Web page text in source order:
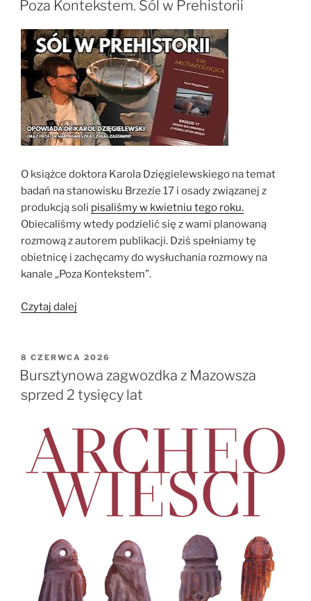
Pommerœul:
pogrzebowy
między
neolitem
a
okresem
rzymskim”
Poza Kontekstem. Sól w Prehistorii
O książce doktora Karola Dzięgielewskiego na temat
badań na stanowisku Brzezie 17 i osady związanej z
produkcją soli pisaliśmy w kwietniu tego roku.
Obiecaliśmy wtedy podzielić się z wami planowaną
rozmową z autorem publikacji. Dziś spełniamy tę
obietnicę i zachęcamy do wysłuchania rozmowy na
kanale „Poza Kontekstem”.
Czytaj dalej
w
Prehistorii”
OPUBLIKOWANE
W
8 CZERWCA 2026
Bursztynowa zagwozdka z Mazowsza
sprzed 2 tysięcy lat